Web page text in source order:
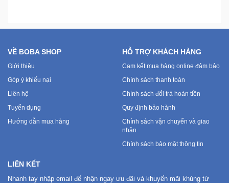
VỀ BOBA SHOP
Giới thiệu
Góp ý khiếu nại
Liên hệ
Tuyển dụng
Hướng dẫn mua hàng
HỖ TRỢ KHÁCH HÀNG
Cam kết mua hàng online đảm bảo
Chính sách thanh toán
Chính sách đổi trả hoàn tiền
Quy định bảo hành
Chính sách vận chuyển và giao
nhận
Chính sách bảo mật thông tin
LIÊN KẾT
Nhanh tay nhập email để nhận ngay ưu đãi và khuyến mãi khủng từ